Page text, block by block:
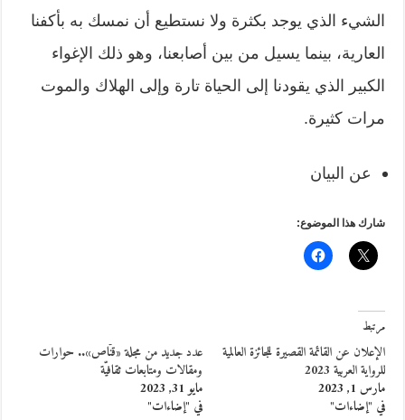
الشيء الذي يوجد بكثرة ولا نستطيع أن نمسك به بأكفنا
العارية، بينما يسيل من بين أصابعنا، وهو ذلك الإغواء
الكبير الذي يقودنا إلى الحياة تارة وإلى الهلاك والموت
مرات كثيرة.
عن البيان
شارك هذا الموضوع:
مرتبط
الإعلان عن القائمة القصيرة للجائزة العالمية
للرواية العربية 2023
مارس 1, 2023
في "إضاءات"
عدد جديد من مجلة «قنّاص».. حوارات
ومقالات ومتابعات ثقافيّة
مايو 31, 2023
في "إضاءات"